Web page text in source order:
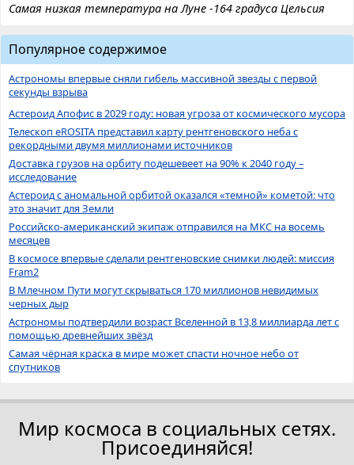
Самая низкая температура на Луне -164 градуса Цельсия
Популярное содержимое
Астрономы впервые сняли гибель массивной звезды с первой
секунды взрыва
Астероид Апофис в 2029 году: новая угроза от космического мусора
Телескоп eROSITA представил карту рентгеновского неба с
рекордными двумя миллионами источников
Доставка грузов на орбиту подешевеет на 90% к 2040 году –
исследование
Астероид с аномальной орбитой оказался «темной» кометой: что
это значит для Земли
Российско-американский экипаж отправился на МКС на восемь
месяцев
В космосе впервые сделали рентгеновские снимки людей: миссия
Fram2
В Млечном Пути могут скрываться 170 миллионов невидимых
черных дыр
Астрономы подтвердили возраст Вселенной в 13,8 миллиарда лет с
помощью древнейших звёзд
Самая чёрная краска в мире может спасти ночное небо от
спутников
Мир космоса в социальных сетях.
Присоединяйся!